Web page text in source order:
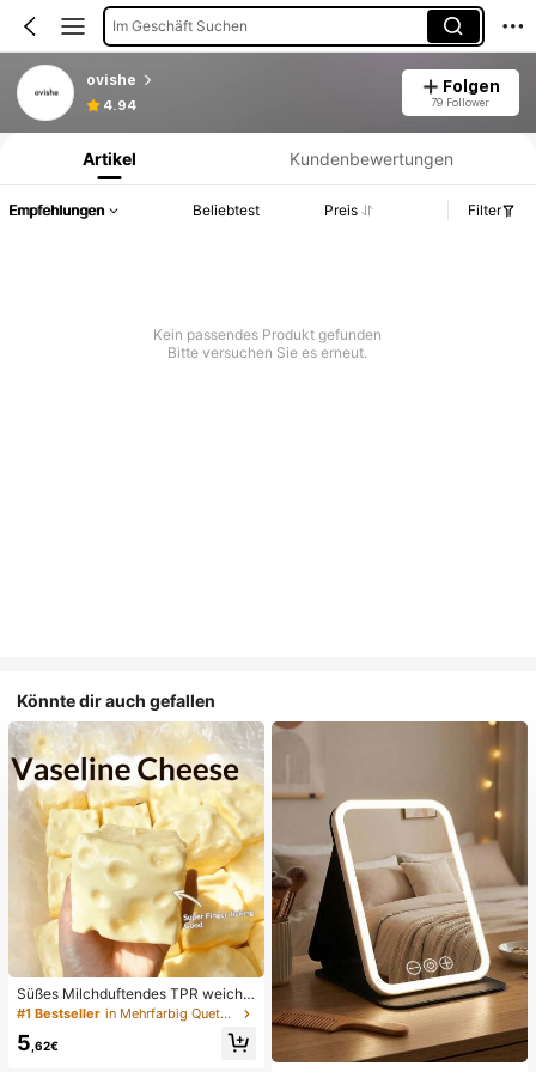
Im Geschäft Suchen
ovishe
4.94
Folgen
79 Follower
Produktinformation: Preisangabe, Verkaufs- und Lagerbestandsdetails.
Artikel Kundenbewertungen
Empfehlungen Beliebtest Preis Filter
Kein passendes Produkt gefunden
Bitte versuchen Sie es erneut.
Könnte dir auch gefallen
Süßes Milchduftendes TPR weiche
s quetschbares Dumpling-förmiges
Stressabbau-Spielzeug, 5cm niedli
ches lustiges Quetsch-Stressabbau
#1 Bestseller in Mehrfarbig Quetschspielzeug für Teenager
5 ,62€